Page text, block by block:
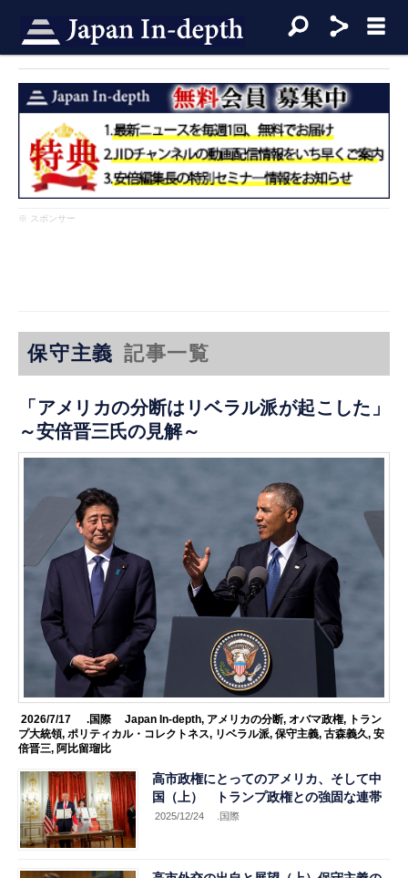
※ スポンサー
保守主義 記事一覧
「アメリカの分断はリベラル派が起こした」
～安倍晋三氏の見解～
2026/7/17 .国際 Japan In-depth, アメリカの分断, オバマ政権, トラン
プ大統領,ポリティカル・コレクトネス, リベラル派,保守主義,古森義久,安
倍晋三, 阿比留瑠比
高市政権にとってのアメリカ、そして中
国（上） トランプ政権との強固な連帯
2025/12/24 .国際